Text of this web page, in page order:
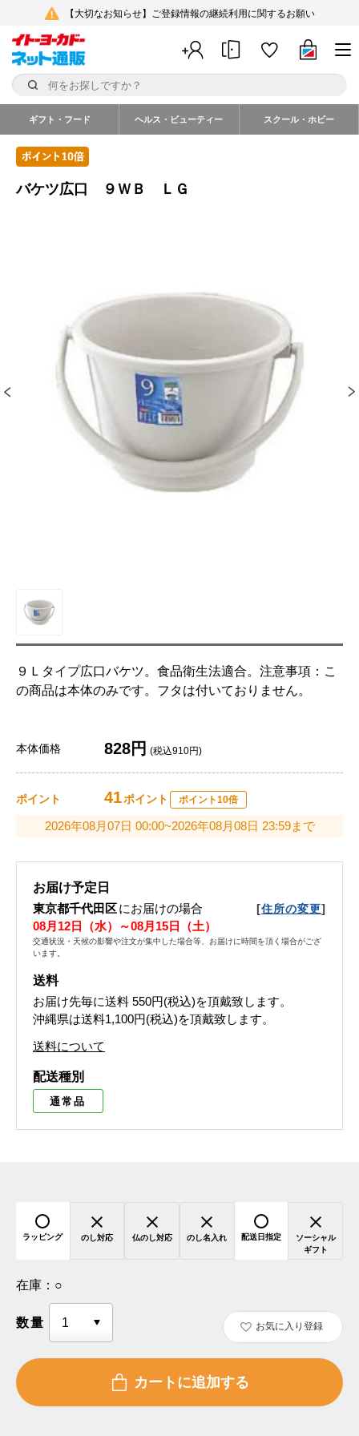
【大切なお知らせ】ご登録情報の継続利用に関するお願い
ギフト・フード ヘルス・ビューティー スクール・ホビー
バケツ広口 ９ＷＢ ＬＧ
９Ｌタイプ広口バケツ。食品衛生法適合。注意事項：こ
の商品は本体のみです。フタは付いておりません。
本体価格 828円 (税込910円)
ポイント 41ポイント ポイント10倍
2026年08月07日 00:00~2026年08月08日 23:59まで
お届け予定日
東京都千代田区にお届けの場合 [住所の変更]
08月12日（水）～08月15日（土）
交通状況・天候の影響や注文が集中した場合等、お届けに時間を頂く場合がござ
います。
送料
お届け先毎に送料 550円(税込)を頂戴致します。
沖縄県は送料1,100円(税込)を頂戴致します。
送料について
配送種別
通常品
ラッピング のし対応 仏のし対応 のし名入れ 配送日指定
ソーシャル
ギフト
在庫： ○
数量 お気に入り登録